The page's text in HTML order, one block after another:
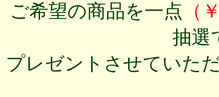
ご希望の商品を一点 （
抽選
プレゼントさせていた